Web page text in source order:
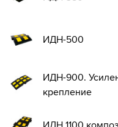
ИДН-500
ИДН-900.
крепление